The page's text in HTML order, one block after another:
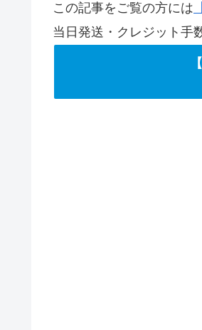
この記事をご覧の方には
当日発送・クレジット手